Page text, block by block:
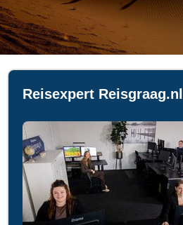
Reisexpert Reisgraag.nl